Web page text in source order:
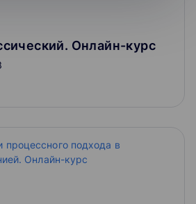
Онлайн-курс